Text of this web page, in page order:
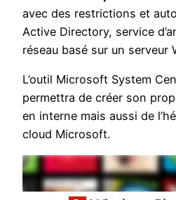
avec des restrictions et
Active Directory, service
réseau basé sur un serveur
L’outil Microsoft System
permettra de créer son
en interne mais aussi de
cloud Microsoft.